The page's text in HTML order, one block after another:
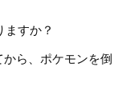
すか？
から、ポケモンを倒